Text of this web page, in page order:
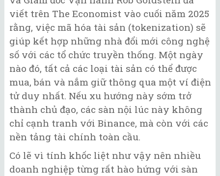
viết trên The Economist vào cuối năm 2025
rằng, việc mã hóa tài sản (tokenization) sẽ
giúp kết hợp những nhà đổi mới công nghệ
số với các tổ chức truyền thống. Một ngày
nào đó, tất cả các loại tài sản có thể được
mua, bán và nắm giữ thông qua một ví điện
tử duy nhất. Nếu xu hướng này sớm trở
thành chủ đạo, các sàn nội lúc này không
chỉ cạnh tranh với Binance, mà còn với các
nền tảng tài chính toàn cầu.
Có lẽ vì tính khốc liệt như vậy nên nhiều
doanh nghiệp từng rất hào hứng với sàn